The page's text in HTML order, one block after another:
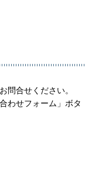
問合せください。
わせフォーム」ボタ